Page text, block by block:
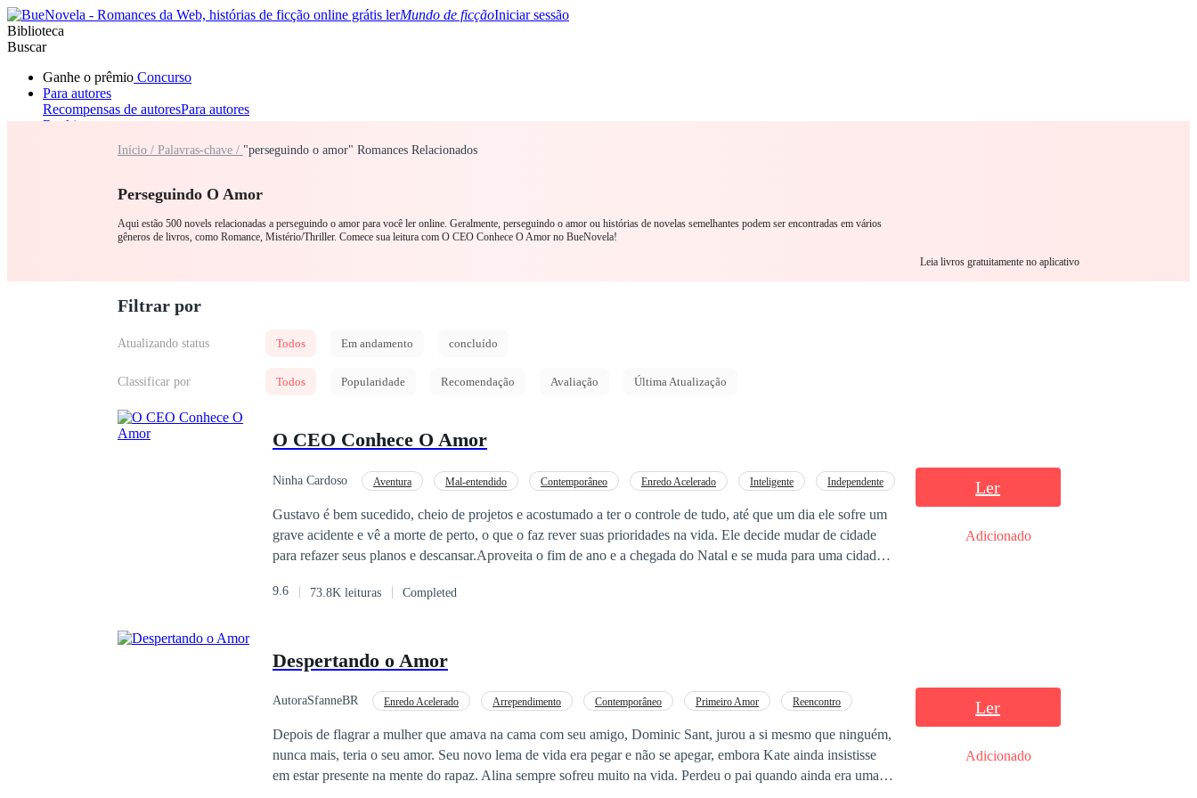
Mundo de ficçãoIniciar sessão
Biblioteca
Buscar
Ganhe o prêmio Concurso
Para autores
Recompensas de autoresPara autores
Ranking
RomanceLobisomem MáfiaSistema
Início / Palavras-chave / "perseguindo o amor" Romances Relacionados
Perseguindo O Amor
Aqui estão 500 novels relacionadas a perseguindo o amor para você ler online. Geralmente, perseguindo o amor ou histórias de novelas semelhantes podem ser encontradas em vários
gêneros de livros, como Romance, Mistério/Thriller. Comece sua leitura com O CEO Conhece O Amor no BueNovela!
Leia livros gratuitamente no aplicativo
Filtrar por
Atualizando status Todos Em andamento concluído
Classificar por Todos Popularidade Recomendação Avaliação Última Atualização
O CEO Conhece O Amor
Ninha Cardoso Aventura Mal-entendido Contemporâneo Enredo Acelerado Inteligente
Independente
Gustavo é bem sucedido, cheio de projetos e acostumado a ter o controle de tudo, até que um dia ele sofre um
grave acidente e vê a morte de perto, o que o faz rever suas prioridades na vida. Ele decide mudar de cidade
para refazer seus planos e descansar.Aproveita o fim de ano e a chegada do Natal e se muda para uma cidade
cuidar do pequeno negócio familiar que ficou sob a responsabilidade dela após a morte de seus pais. Inocente,
vida sempre cheia de obrigações é voltada para a família.Um mal-entendido acontece e os une e eles acabam se
problemas?
9.6 73.8K leituras Completed
Ler
Adicionado
Despertando o Amor
AutoraSfanneBR Enredo Acelerado Arrependimento Contemporâneo Primeiro Amor
Reencontro
Depois de flagrar a mulher que amava na cama com seu amigo, Dominic Sant, jurou a si mesmo que ninguém,
nunca mais, teria o seu amor. Seu novo lema de vida era pegar e não se apegar, embora Kate ainda insistisse
em estar presente na mente do rapaz. Alina sempre sofreu muito na vida. Perdeu o pai quando ainda era uma
Ler
Adicionado